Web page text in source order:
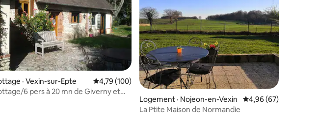
de 5 sur 5, 46 commentaires
· Vexin-sur-Epte Note moyenne de 4,79 sur 5, 100 commentaires
4,79 (100)
6 pers à 20 mn de Giverny et
Logement · Nojeon-en-Vexin Note moyenne de
4,96 (67)
La Ptite Maison de Normandie